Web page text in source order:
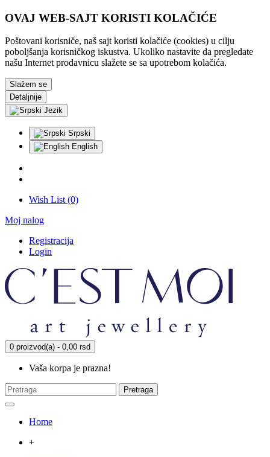
OVAJ WEB-SAJT KORISTI KOLAČIĆE
Poštovani korisniče, naš sajt koristi kolačiće (cookies) u cilju
poboljšanja korisničkog iskustva. Ukoliko nastavite da pregledate
našu Internet prodavnicu slažete se sa upotrebom kolačića.
Slažem se
Detaljnije
Jezik
Srpski
English
Wish List (0)
Moj nalog
Registracija
Login
0 proizvod(a) - 0,00 rsd
Vaša korpa je prazna!
Pretraga
Home
+